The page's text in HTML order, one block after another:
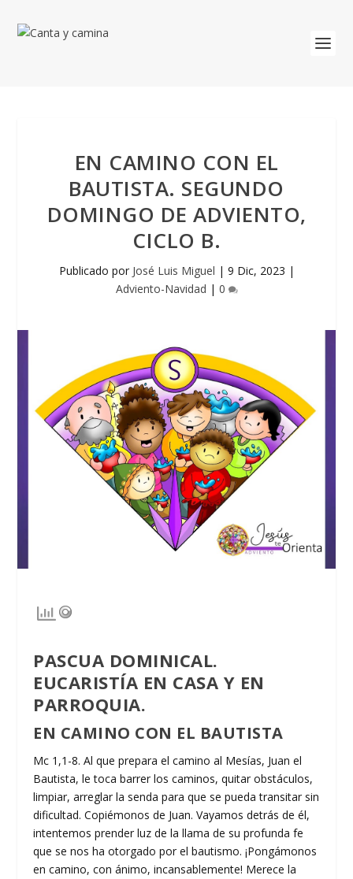
EN CAMINO CON EL
BAUTISTA. SEGUNDO
DOMINGO DE ADVIENTO,
CICLO B.
Publicado por José Luis Miguel | 9 Dic, 2023 |
Adviento-Navidad | 0
PASCUA DOMINICAL.
EUCARISTÍA EN CASA Y EN
PARROQUIA.
EN CAMINO CON EL BAUTISTA
Mc 1,1-8. Al que prepara el camino al Mesías, Juan el
Bautista, le toca barrer los caminos, quitar obstáculos,
limpiar, arreglar la senda para que se pueda transitar sin
dificultad. Copiémonos de Juan. Vayamos detrás de él,
intentemos prender luz de la llama de su profunda fe
que se nos ha otorgado por el bautismo. ¡Pongámonos
en camino, con ánimo, incansablemente! Merece la